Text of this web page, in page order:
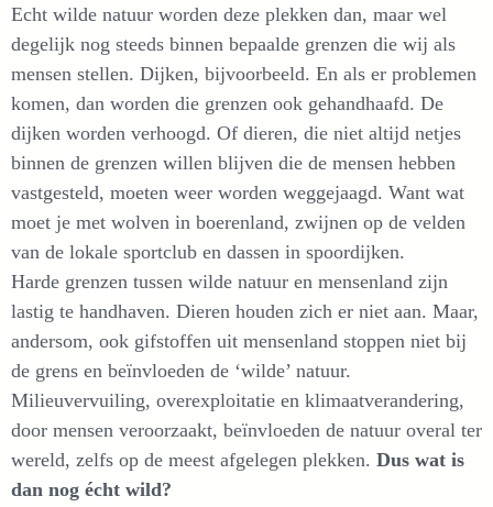
Echt wilde natuur worden deze plekken dan, maar wel
degelijk nog steeds binnen bepaalde grenzen die wij als
mensen stellen. Dijken, bijvoorbeeld. En als er problemen
komen, dan worden die grenzen ook gehandhaafd. De
dijken worden verhoogd. Of dieren, die niet altijd netjes
binnen de grenzen willen blijven die de mensen hebben
vastgesteld, moeten weer worden weggejaagd. Want wat
moet je met wolven in boerenland, zwijnen op de velden
van de lokale sportclub en dassen in spoordijken.
Harde grenzen tussen wilde natuur en mensenland zijn
lastig te handhaven. Dieren houden zich er niet aan. Maar,
andersom, ook gifstoffen uit mensenland stoppen niet bij
de grens en beïnvloeden de ‘wilde’ natuur.
Milieuvervuiling, overexploitatie en klimaatverandering,
door mensen veroorzaakt, beïnvloeden de natuur overal ter
wereld, zelfs op de meest afgelegen plekken. Dus wat is
dan nog écht wild?